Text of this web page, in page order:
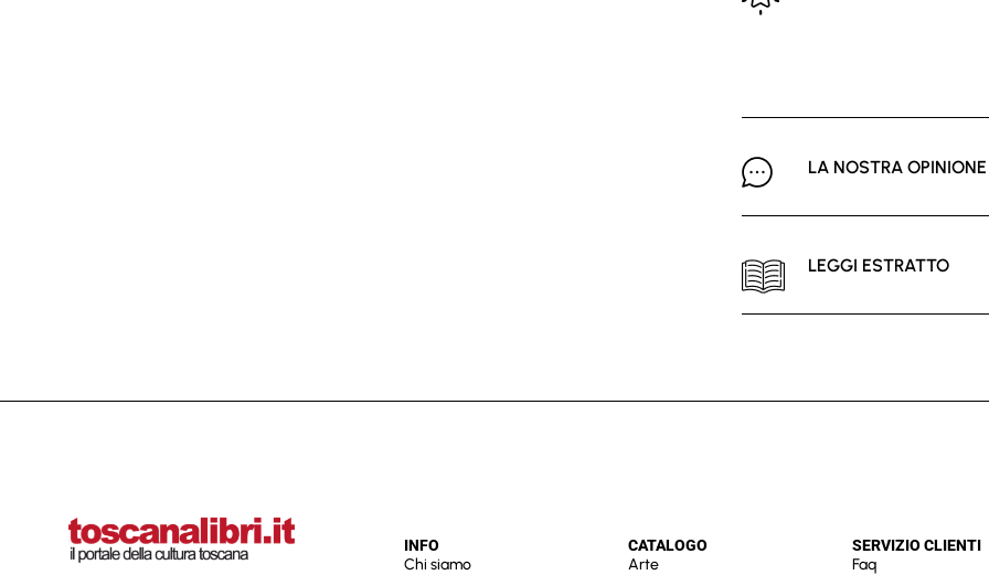
LA NOSTRA OPINIONE
LEGGI ESTRATTO
INFO
Chi siamo
CATALOGO
Arte
SERVIZIO CLIENTI
Faq